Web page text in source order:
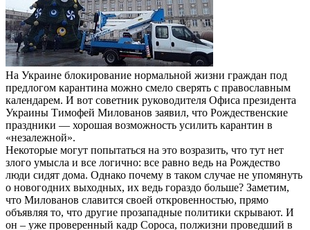
На Украине блокирование нормальной жизни граждан под
предлогом карантина можно смело сверять с православным
календарем. И вот советник руководителя Офиса президента
Украины Тимофей Милованов заявил, что Рождественские
праздники — хорошая возможность усилить карантин в
«незалежной».
Некоторые могут попытаться на это возразить, что тут нет
злого умысла и все логично: все равно ведь на Рождество
люди сидят дома. Однако почему в таком случае не упомянуть
о новогодних выходных, их ведь гораздо больше? Заметим,
что Милованов славится своей откровенностью, прямо
объявляя то, что другие прозападные политики скрывают. И
он – уже проверенный кадр Сороса, полжизни проведший в